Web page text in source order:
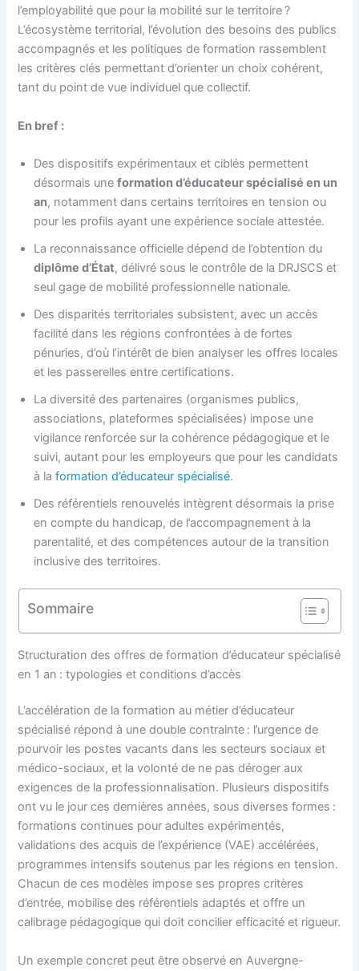
l’employabilité que pour la mobilité sur le territoire ?
L’écosystème territorial, l’évolution des besoins des publics
accompagnés et les politiques de formation rassemblent
les critères clés permettant d’orienter un choix cohérent,
tant du point de vue individuel que collectif.
En bref :
Des dispositifs expérimentaux et ciblés permettent
désormais uneformation d’éducateur spécialisé en un
an, notamment dans certains territoires en tension ou
pour les profils ayant une expérience sociale attestée.
La reconnaissance officielle dépend de l’obtention du
diplôme d’État, délivré sous le contrôle de la DRJSCS et
seul gage de mobilité professionnelle nationale.
Des disparités territoriales subsistent, avec un accès
facilité dans les régions confrontées à de fortes
pénuries, d’où l’intérêt de bien analyser les offres locales
et les passerelles entre certifications.
La diversité des partenaires (organismes publics,
associations, plateformes spécialisées) impose une
vigilance renforcée sur la cohérence pédagogique et le
suivi, autant pour les employeurs que pour les candidats
à laformation d’éducateur spécialisé.
Des référentiels renouvelés intègrent désormais la prise
en compte du handicap, de l’accompagnement à la
parentalité, et des compétences autour de la transition
inclusive des territoires.
Sommaire
Structuration des offres de formation d’éducateur spécialisé
en 1 an : typologies et conditions d’accès
L’accélération de la formation au métier d’éducateur
spécialisé répond à une double contrainte : l’urgence de
pourvoir les postes vacants dans les secteurs sociaux et
médico-sociaux, et la volonté de ne pas déroger aux
exigences de la professionnalisation. Plusieurs dispositifs
ont vu le jour ces dernières années, sous diverses formes :
formations continues pour adultes expérimentés,
validations des acquis de l’expérience (VAE) accélérées,
programmes intensifs soutenus par les régions en tension.
Chacun de ces modèles impose ses propres critères
d’entrée, mobilise des référentiels adaptés et offre un
calibrage pédagogique qui doit concilier efficacité et rigueur.
Un exemple concret peut être observé en Auvergne-